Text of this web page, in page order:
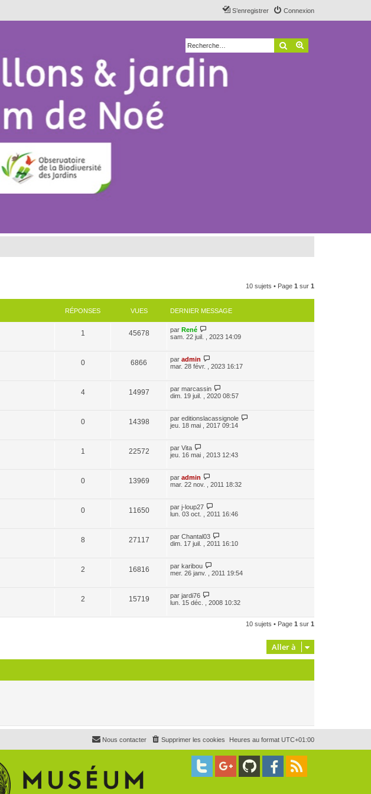
Connexion
S’enregistrer
Rechercher
10 sujets • Page 1 sur 1
RÉPONSES VUES DERNIER MESSAGE
1 45678 par René
sam. 22 juil. , 2023 14:09
0 6866 par admin
mar. 28 févr. , 2023 16:17
4 14997 par marcassin
dim. 19 juil. , 2020 08:57
0 14398 par editionslacassignole
jeu. 18 mai , 2017 09:14
1 22572 par Vita
jeu. 16 mai , 2013 12:43
0 13969 par admin
mar. 22 nov. , 2011 18:32
0 11650 par j-loup27
lun. 03 oct. , 2011 16:46
8 27117 par Chantal03
dim. 17 juil. , 2011 16:10
2 16816 par karibou
mer. 26 janv. , 2011 19:54
2 15719 par jardi76
lun. 15 déc. , 2008 10:32
10 sujets • Page 1 sur 1
Aller à
Heures au format UTC+01:00
Supprimer les cookies
Nous contacter